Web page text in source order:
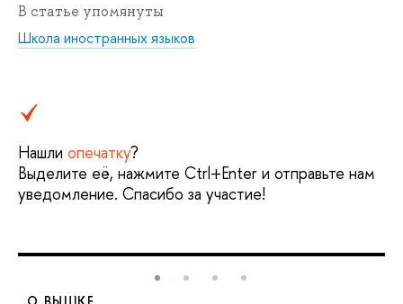
В статье упомянуты
Школа иностранных языков
Нашли опечатку?
Выделите её, нажмите Ctrl+Enter и отправьте нам
уведомление. Спасибо за участие!